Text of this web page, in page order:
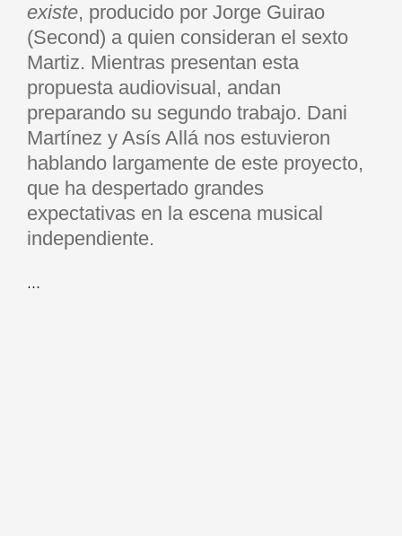
existe, producido por Jorge Guirao
(Second) a quien consideran el sexto
Martiz. Mientras presentan esta
propuesta audiovisual, andan
preparando su segundo trabajo. Dani
Martínez y Asís Allá nos estuvieron
hablando largamente de este proyecto,
que ha despertado grandes
expectativas en la escena musical
independiente.
…